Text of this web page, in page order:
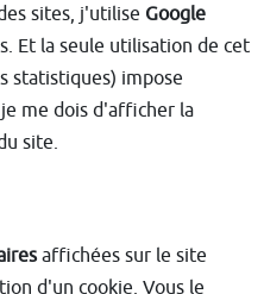
sites, j'utilise Google
Et la seule utilisation de cet
statistiques) impose
me dois d'afficher la
site.
affichées sur le site
d'un cookie. Vous le